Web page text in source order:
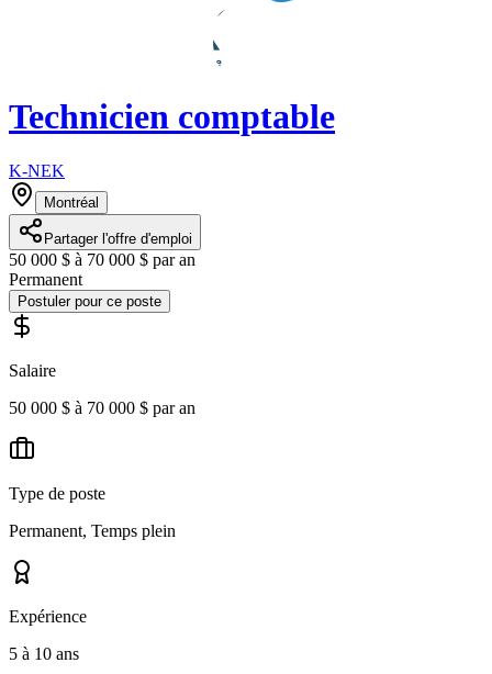
Technicien comptable
K-NEK
Montréal
Partager l'offre d'emploi
50 000 $ à 70 000 $ par an
Permanent
Postuler pour ce poste
Salaire
50 000 $ à 70 000 $ par an
Type de poste
Permanent, Temps plein
Expérience
5 à 10 ans